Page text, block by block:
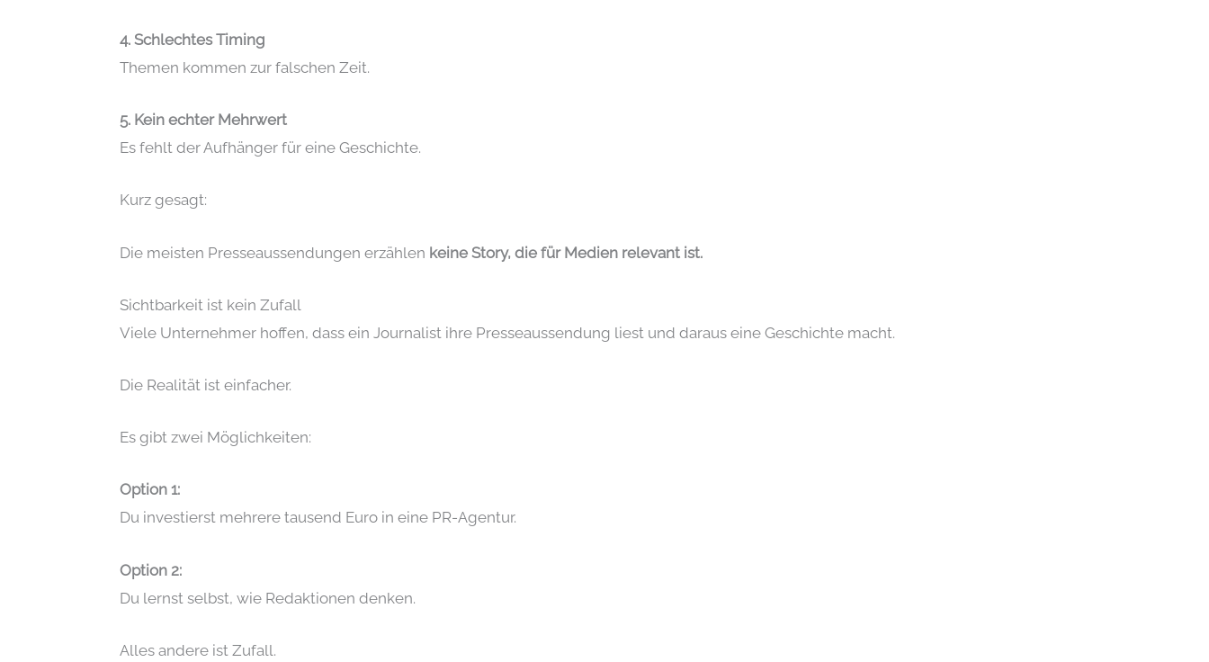
4. Schlechtes Timing
Themen kommen zur falschen Zeit.
5. Kein echter Mehrwert
Es fehlt der Aufhänger für eine Geschichte.
Kurz gesagt:
Die meisten Presseaussendungen erzählen keine Story, die für Medien relevant ist.
Sichtbarkeit ist kein Zufall
Viele Unternehmer hoffen, dass ein Journalist ihre Presseaussendung liest und daraus eine Geschichte macht.
Die Realität ist einfacher.
Es gibt zwei Möglichkeiten:
Option 1:
Du investierst mehrere tausend Euro in eine PR-Agentur.
Option 2:
Du lernst selbst, wie Redaktionen denken.
Alles andere ist Zufall.